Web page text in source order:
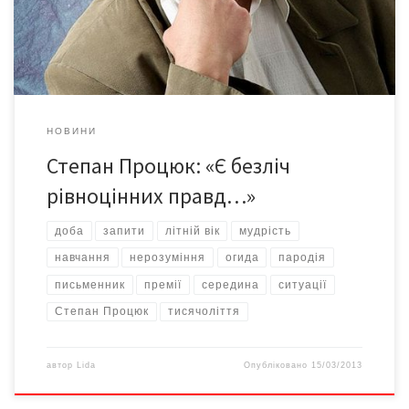
«Чорне яблуко» про наймолодшого класика української
літератури Архипа Тесленка. Цей роман став завершальною
частиною трилогії про […]
НОВИНИ
Степан Процюк: «Є безліч
рівноцінних правд…»
доба запити літній вік мудрість
навчання нерозуміння огида пародія
письменник премії середина ситуації
Степан Процюк тисячоліття
автор Lida Опубліковано 15/03/2013